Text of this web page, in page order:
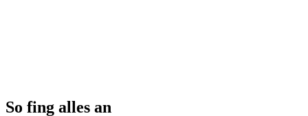
So fing alles an